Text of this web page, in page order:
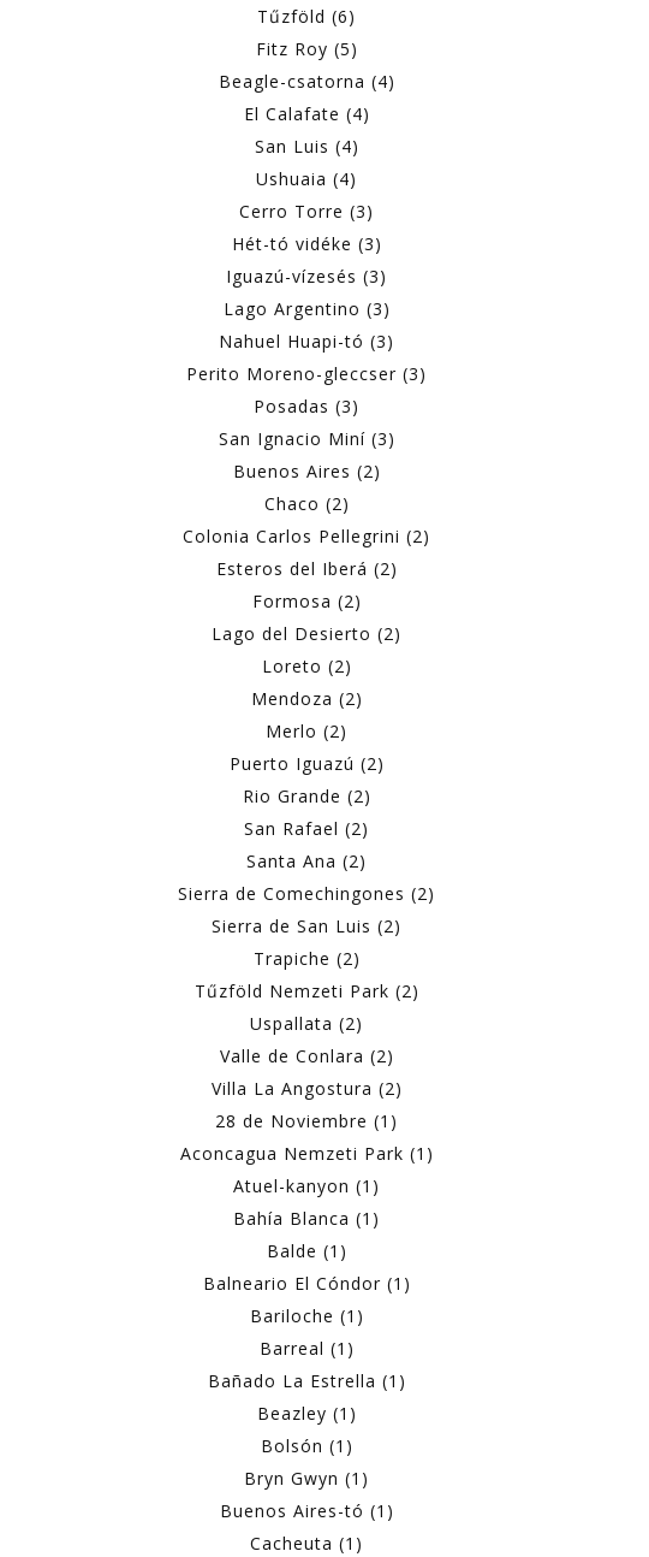
Tűzföld (6)
Fitz Roy (5)
Beagle-csatorna (4)
El Calafate (4)
San Luis (4)
Ushuaia (4)
Cerro Torre (3)
Hét-tó vidéke (3)
Iguazú-vízesés (3)
Lago Argentino (3)
Nahuel Huapi-tó (3)
Perito Moreno-gleccser (3)
Posadas (3)
San Ignacio Miní (3)
Buenos Aires (2)
Chaco (2)
Colonia Carlos Pellegrini (2)
Esteros del Iberá (2)
Formosa (2)
Lago del Desierto (2)
Loreto (2)
Mendoza (2)
Merlo (2)
Puerto Iguazú (2)
Rio Grande (2)
San Rafael (2)
Santa Ana (2)
Sierra de Comechingones (2)
Sierra de San Luis (2)
Trapiche (2)
Tűzföld Nemzeti Park (2)
Uspallata (2)
Valle de Conlara (2)
Villa La Angostura (2)
28 de Noviembre (1)
Aconcagua Nemzeti Park (1)
Atuel-kanyon (1)
Bahía Blanca (1)
Balde (1)
Balneario El Cóndor (1)
Bariloche (1)
Barreal (1)
Bañado La Estrella (1)
Beazley (1)
Bolsón (1)
Bryn Gwyn (1)
Buenos Aires-tó (1)
Cacheuta (1)